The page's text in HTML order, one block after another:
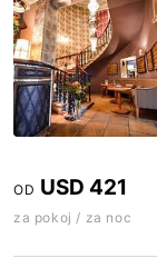
OD USD 421
za pokoj / za noc